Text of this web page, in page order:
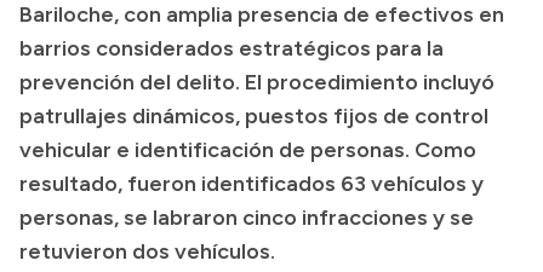
Presupuesto
Boletín Oficial
Compras y licitaciones
Consulta de expedientes
Consulta de pago a proveedores
Convocatorias
Bariloche, con amplia presencia de efectivos en
barrios considerados estratégicos para la
prevención del delito. El procedimiento incluyó
patrullajes dinámicos, puestos fijos de control
vehicular e identificación de personas. Como
resultado, fueron identificados 63 vehículos y
personas, se labraron cinco infracciones y se
retuvieron dos vehículos.